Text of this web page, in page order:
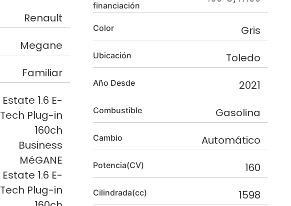
Renault
Megane
Familiar
Estate 1.6 E-
Tech Plug-in
160ch
Business
MéGANE
Estate 1.6 E-
Tech Plug-in
financiación
Color Gris
Ubicación Toledo
Año Desde 2021
Combustible Gasolina
Cambio Automático
Potencia(CV) 160
Cilindrada(cc) 1598